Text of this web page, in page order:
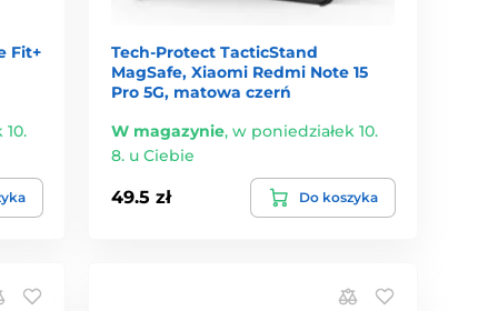
Fit+
Tech-Protect TacticStand
MagSafe, Xiaomi Redmi Note 15
Pro 5G, matowa czerń
W magazynie,w poniedziałek 10.
8. u Ciebie
49.5 zł Do koszyka